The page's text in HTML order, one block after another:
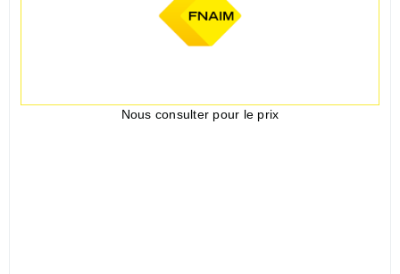
Nous consulter pour le prix